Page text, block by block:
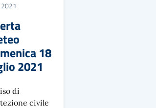
2021
18
2021
di
civile